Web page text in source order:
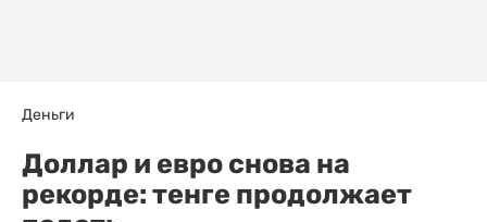
Деньги
Доллар и евро снова на
рекорде: тенге продолжает